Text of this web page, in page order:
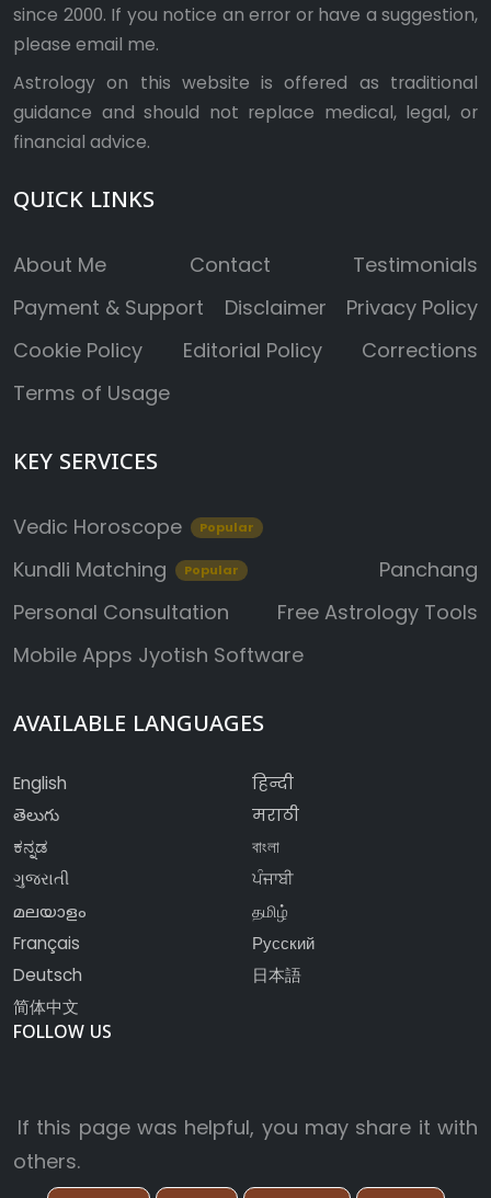
since 2000. If you notice an error or have a suggestion,
please email me.
Astrology on this website is offered as traditional
guidance and should not replace medical, legal, or
financial advice.
QUICK LINKS
About Me Contact
Testimonials
Payment & Support
Disclaimer
Privacy Policy
Cookie Policy
Editorial Policy
Corrections
Terms of Usage
KEY SERVICES
Vedic Horoscope Popular
Kundli Matching Popular
Panchang
Personal Consultation
Free Astrology Tools
Mobile Apps Jyotish Software
AVAILABLE LANGUAGES
English
हिन्दी
తెలుగు
मराठी
ಕನ್ನಡ
বাংলা
ગુજરાતી
ਪੰਜਾਬੀ
മലയാളം
தமிழ்
Français
Русский
Deutsch
日本語
简体中文
FOLLOW US
If this page was helpful, you may share it with
others.